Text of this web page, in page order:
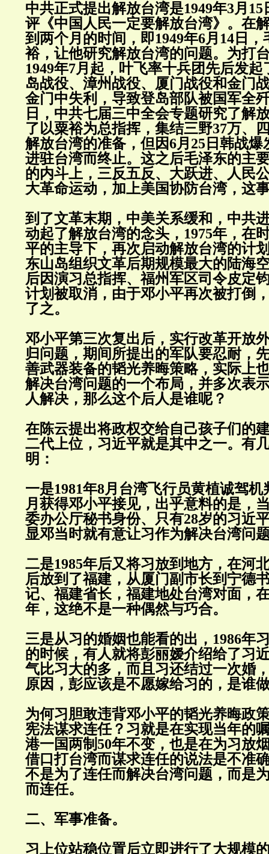
中共正式提出解放台湾是1949年3月
评《中国人民一定要解放台湾》。在
到两个月的时间，即1949年6月14日
裕，让他研究解放台湾的问题。为打
1949年7月起，叶飞率十兵团先后发
岛战役、漳州战役、厦门战役和金门
金门中失利，导致登岛部队被国军全
日，中共七届三中全会专题研究了解
了以粟裕为总指挥，集结三野37万、
解放台湾的准备，但因6月25日韩战
进驻台湾而终止。这之后毛泽东的主
的内斗上，三反五反、大跃进、人民
大革命运动，加上美国协防台湾，这
到了文革末期，中美关系缓和，中共
动起了解放台湾的念头，1975年，在
平的主导下，再次启动解放台湾的计
东山岛组织文革后期规模最大的陆海
后因演习总指挥、福州军区司令皮定
计划被取消，由于邓小平再次被打倒
了之。
邓小平第三次复出后，实行改革开放
归问题，期间所提出的军队要忍耐，
善武器装备的韬光养晦策略，实际上
解决台湾问题的一个布局，并多次表
人解决，那么这个后人是谁呢？
在陈云提出将政权交给自己孩子们的
二代上位，习近平就是其中之一。有
明：
一是1981年8月台湾飞行员黄植诚驾机
月获得邓小平接见，出乎意料的是，
委办公厅秘书身份、只有28岁的习近
显邓当时就有意让习作为解决台湾问
二是1985年后又将习放到地方，在河
后放到了福建，从厦门副市长到宁德
记、福建省长，福建地处台湾对面，
年，这绝不是一种偶然与巧合。
三是从习的婚姻也能看的出，1986年
的时候，有人就将彭丽嫒介绍给了习
气比习大的多，而且习还结过一次婚
原因，彭应该是不愿嫁给习的，是谁
为何习胆敢违背邓小平的韬光养晦政
宪法谋求连任？习就是在实现当年的
港一国两制50年不变，也是在为习放
借口打台湾而谋求连任的说法是不准
不是为了连任而解决台湾问题，而是
而连任。
二、军事准备。
习上位站稳位置后立即进行了大规模